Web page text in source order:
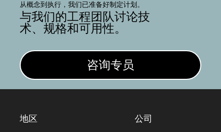
从概念到执行，我们已准备好制定计划。
与我们的工程团队讨论技
术、规格和可用性。
咨询专员
地区 公司